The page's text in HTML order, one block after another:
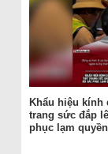
Khẩu hiệu kính
trang sức đắp
phục lạm quyền